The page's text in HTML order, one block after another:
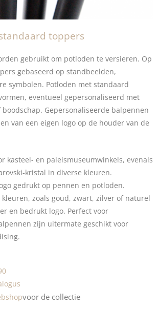
toppers
gebruikt om potloden te versieren. Op
gebaseerd op standbeelden,
symbolen. Potloden met standaard
eventueel gepersonaliseerd met
Gepersonaliseerde balpennen
van een eigen logo op de houder van de
kasteel- en paleismuseumwinkels, evenals
kristal in diverse kleuren.
gedrukt op pennen en potloden.
zoals goud, zwart, zilver of naturel
en bedrukt logo. Perfect voor
zijn uitermate geschikt voor
voor de collectie